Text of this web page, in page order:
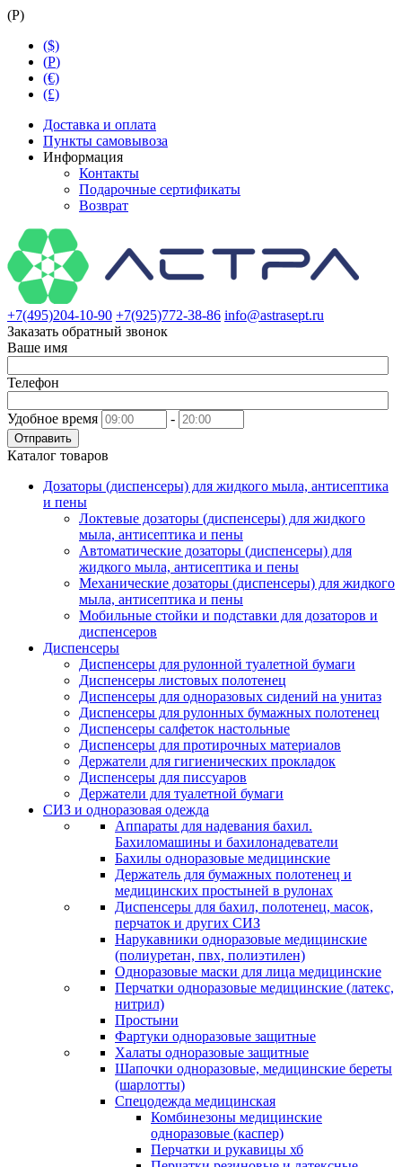
(Р)
($)
(Р)
(€)
(£)
Доставка и оплата
Пункты самовывоза
Информация
Контакты
Подарочные сертификаты
Возврат
+7(495)204-10-90 +7(925)772-38-86 info@astrasept.ru
Заказать обратный звонок
Ваше имя
Телефон
Удобное время -
Отправить
Каталог товаров
Дозаторы (диспенсеры) для жидкого мыла, антисептика
и пены
Локтевые дозаторы (диспенсеры) для жидкого
мыла, антисептика и пены
Автоматические дозаторы (диспенсеры) для
жидкого мыла, антисептика и пены
Механические дозаторы (диспенсеры) для жидкого
мыла, антисептика и пены
Мобильные стойки и подставки для дозаторов и
диспенсеров
Диспенсеры
Диспенсеры для рулонной туалетной бумаги
Диспенсеры листовых полотенец
Диспенсеры для одноразовых сидений на унитаз
Диспенсеры для рулонных бумажных полотенец
Диспенсеры салфеток настольные
Диспенсеры для протирочных материалов
Держатели для гигиенических прокладок
Диспенсеры для писсуаров
Держатели для туалетной бумаги
СИЗ и одноразовая одежда
Аппараты для надевания бахил.
Бахиломашины и бахилонадеватели
Бахилы одноразовые медицинские
Держатель для бумажных полотенец и
медицинских простыней в рулонах
Диспенсеры для бахил, полотенец, масок,
перчаток и других СИЗ
Нарукавники одноразовые медицинские
(полиуретан, пвх, полиэтилен)
Одноразовые маски для лица медицинские
Перчатки одноразовые медицинские (латекс,
нитрил)
Простыни
Фартуки одноразовые защитные
Халаты одноразовые защитные
Шапочки одноразовые, медицинские береты
(шарлотты)
Спецодежда медицинская
Комбинезоны медицинские
одноразовые (каспер)
Перчатки и рукавицы хб